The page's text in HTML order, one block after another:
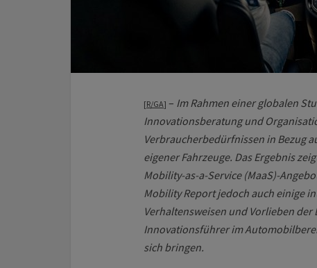
[R/GA] – Im Rahmen einer globalen
Innovationsberatung und
Verbraucherbedürfnissen in Bezug
eigener Fahrzeuge. Das Ergebnis
Mobility-as-a-Service (MaaS)-
Mobility Report jedoch auch einige
Verhaltensweisen und Vorlieben
Innovationsführer im
sich bringen.